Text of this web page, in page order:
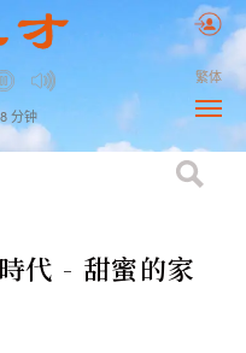
分钟
繁体
代 - 甜蜜的家